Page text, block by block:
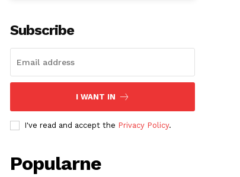
Subscribe
I WANT IN
I've read and accept the Privacy Policy.
Popularne